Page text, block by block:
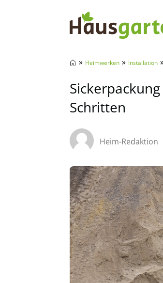
» Heimwerken » Installation
Schritten
Heim-Redaktion